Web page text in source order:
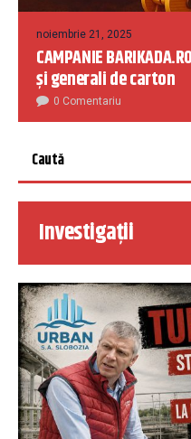
noiembrie 21, 2025
CAMPANIE
și generali de carton
0 Comentariu
Investigații